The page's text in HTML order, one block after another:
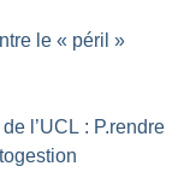
le « péril »
l’UCL : P.rendre